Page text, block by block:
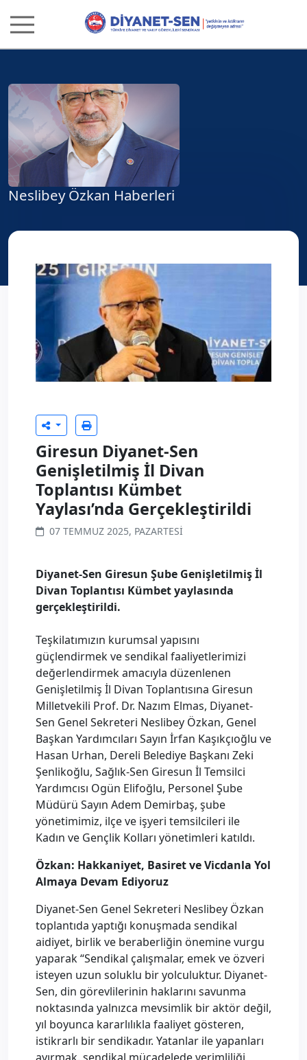
Neslibey Özkan Haberleri
Giresun Diyanet-Sen
Genişletilmiş İl Divan
Toplantısı Kümbet
Yaylası’nda Gerçekleştirildi
07 TEMMUZ 2025, PAZARTESI
Diyanet-Sen Giresun Şube Genişletilmiş İl
Divan Toplantısı Kümbet yaylasında
gerçekleştirildi.
Teşkilatımızın kurumsal yapısını
güçlendirmek ve sendikal faaliyetlerimizi
değerlendirmek amacıyla düzenlenen
Genişletilmiş İl Divan Toplantısına Giresun
Milletvekili Prof. Dr. Nazım Elmas, Diyanet-
Sen Genel Sekreteri Neslibey Özkan, Genel
Başkan Yardımcıları Sayın İrfan Kaşıkçıoğlu ve
Hasan Urhan, Dereli Belediye Başkanı Zeki
Şenlikoğlu, Sağlık-Sen Giresun İl Temsilci
Yardımcısı Ogün Elifoğlu, Personel Şube
Müdürü Sayın Adem Demirbaş, şube
yönetimimiz, ilçe ve işyeri temsilcileri ile
Kadın ve Gençlik Kolları yönetimleri katıldı.
Özkan: Hakkaniyet, Basiret ve Vicdanla Yol
Almaya Devam Ediyoruz
Diyanet-Sen Genel Sekreteri Neslibey Özkan
toplantıda yaptığı konuşmada sendikal
aidiyet, birlik ve beraberliğin önemine vurgu
yaparak “Sendikal çalışmalar, emek ve özveri
isteyen uzun soluklu bir yolculuktur. Diyanet-
Sen, din görevlilerinin haklarını savunma
noktasında yalnızca mevsimlik bir aktör değil,
yıl boyunca kararlılıkla faaliyet gösteren,
istikrarlı bir sendikadır. Yatanlar ile yapanları